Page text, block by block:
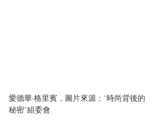
愛德華·格里賓，圖片來源：“時尚背後的
秘密”組委會